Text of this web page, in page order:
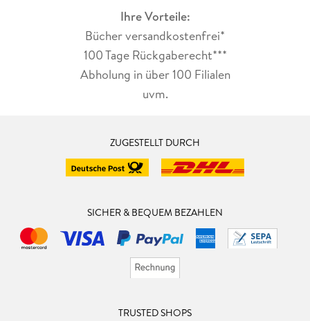
Ihre Vorteile:
Bücher versandkostenfrei*
100 Tage Rückgaberecht***
Abholung in über 100 Filialen
uvm.
ZUGESTELLT DURCH
SICHER & BEQUEM BEZAHLEN
TRUSTED SHOPS